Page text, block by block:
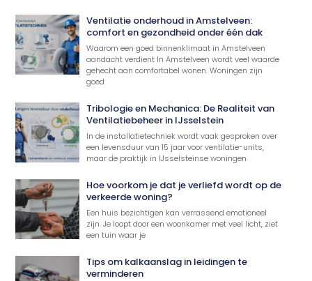
Ventilatie onderhoud in Amstelveen:
comfort en gezondheid onder één dak
Waarom een goed binnenklimaat in Amstelveen
aandacht verdient In Amstelveen wordt veel waarde
gehecht aan comfortabel wonen. Woningen zijn
goed
Tribologie en Mechanica: De Realiteit van
Ventilatiebeheer in IJsselstein
In de installatietechniek wordt vaak gesproken over
een levensduur van 15 jaar voor ventilatie-units,
maar de praktijk in IJsselsteinse woningen
Hoe voorkom je dat je verliefd wordt op de
verkeerde woning?
Een huis bezichtigen kan verrassend emotioneel
zijn. Je loopt door een woonkamer met veel licht, ziet
een tuin waar je
Tips om kalkaanslag in leidingen te
verminderen